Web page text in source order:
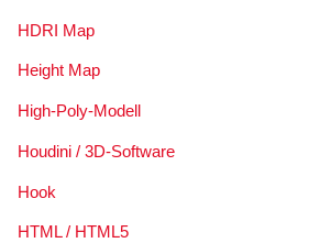
HDRI Map
Height Map
High-Poly-Modell
Houdini / 3D-Software
Hook
HTML / HTML5